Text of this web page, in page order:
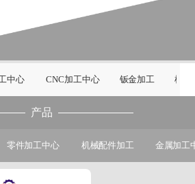
中心 CNC加工中心 钣金加工 机械
产品
零件加工中心 机械配件加工 金属加工